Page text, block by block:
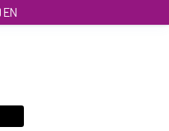
EN